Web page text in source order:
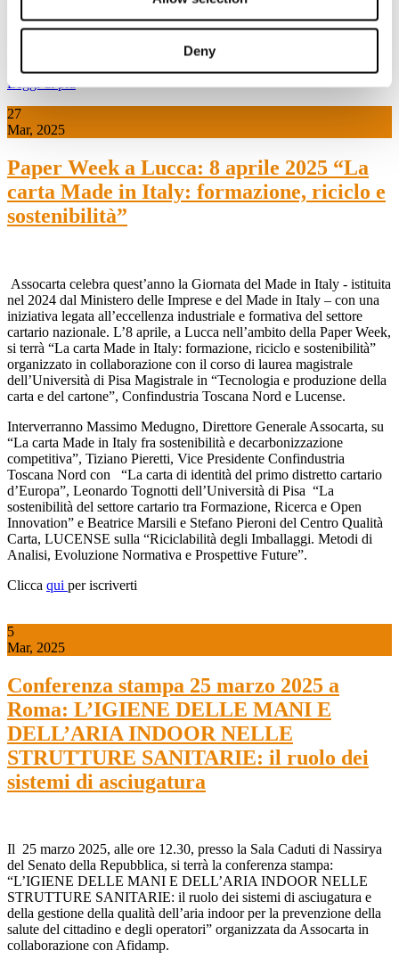
Deny
generazioni in linea con il Piano nazionale d’azione del Governo per
la promozione della lettura 2024-2026.
Leggi di più
27
Mar, 2025
Paper Week a Lucca: 8 aprile 2025 “La
carta Made in Italy: formazione, riciclo e
sostenibilità”
Assocarta celebra quest’anno la Giornata del Made in Italy - istituita
nel 2024 dal Ministero delle Imprese e del Made in Italy – con una
iniziativa legata all’eccellenza industriale e formativa del settore
cartario nazionale. L’8 aprile, a Lucca nell’ambito della Paper Week,
si terrà “La carta Made in Italy: formazione, riciclo e sostenibilità”
organizzato in collaborazione con il corso di laurea magistrale
dell’Università di Pisa Magistrale in “Tecnologia e produzione della
carta e del cartone”, Confindustria Toscana Nord e Lucense.
Interverranno Massimo Medugno, Direttore Generale Assocarta, su
“La carta Made in Italy fra sostenibilità e decarbonizzazione
competitiva”, Tiziano Pieretti, Vice Presidente Confindustria
Toscana Nord con “La carta di identità del primo distretto cartario
d’Europa”, Leonardo Tognotti dell’Università di Pisa “La
sostenibilità del settore cartario tra Formazione, Ricerca e Open
Innovation” e Beatrice Marsili e Stefano Pieroni del Centro Qualità
Carta, LUCENSE sulla “Riciclabilità degli Imballaggi. Metodi di
Analisi, Evoluzione Normativa e Prospettive Future”.
Clicca qui per iscriverti
5
Mar, 2025
Conferenza stampa 25 marzo 2025 a
Roma: L’IGIENE DELLE MANI E
DELL’ARIA INDOOR NELLE
STRUTTURE SANITARIE: il ruolo dei
sistemi di asciugatura
Il 25 marzo 2025, alle ore 12.30, presso la Sala Caduti di Nassirya
del Senato della Repubblica, si terrà la conferenza stampa:
“L’IGIENE DELLE MANI E DELL’ARIA INDOOR NELLE
STRUTTURE SANITARIE: il ruolo dei sistemi di asciugatura e
della gestione della qualità dell’aria indoor per la prevenzione della
salute del cittadino e degli operatori” organizzata da Assocarta in
collaborazione con Afidamp.